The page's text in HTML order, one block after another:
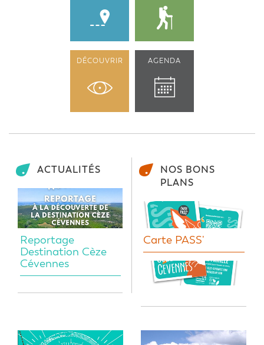
DÉCOUVRIR AGENDA
ACTUALITÉS
Reportage
Destination Cèze
Cévennes
NOS BONS
PLANS
Carte PASS'